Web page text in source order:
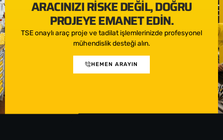
ARACINIZI RISKE DEĞIL, DOĞRU
PROJEYE EMANET EDIN.
TSE onaylı araç proje ve tadilat işlemlerinizde profesyonel
mühendislik desteği alın.
HEMEN ARAYIN